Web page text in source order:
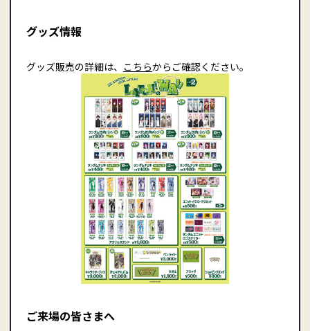
グッズ情報
グッズ販売の詳細は、 こちらからご確認ください。
ご来場の皆さまへ